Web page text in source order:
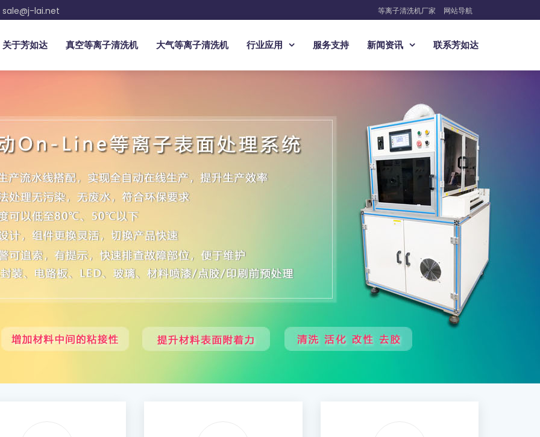
sale@j-lai.net 等离子清洗机厂家 网站导航
关于芳如达 真空等离子清洗机 大气等离子清洗机 行业应用 服务支持 新闻资讯 联系芳如达